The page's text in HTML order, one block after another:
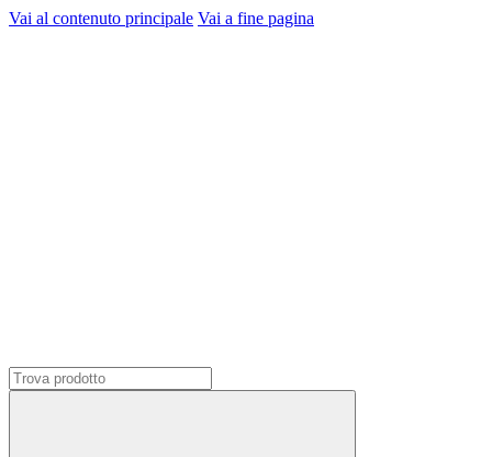
Vai al contenuto principale Vai a fine pagina